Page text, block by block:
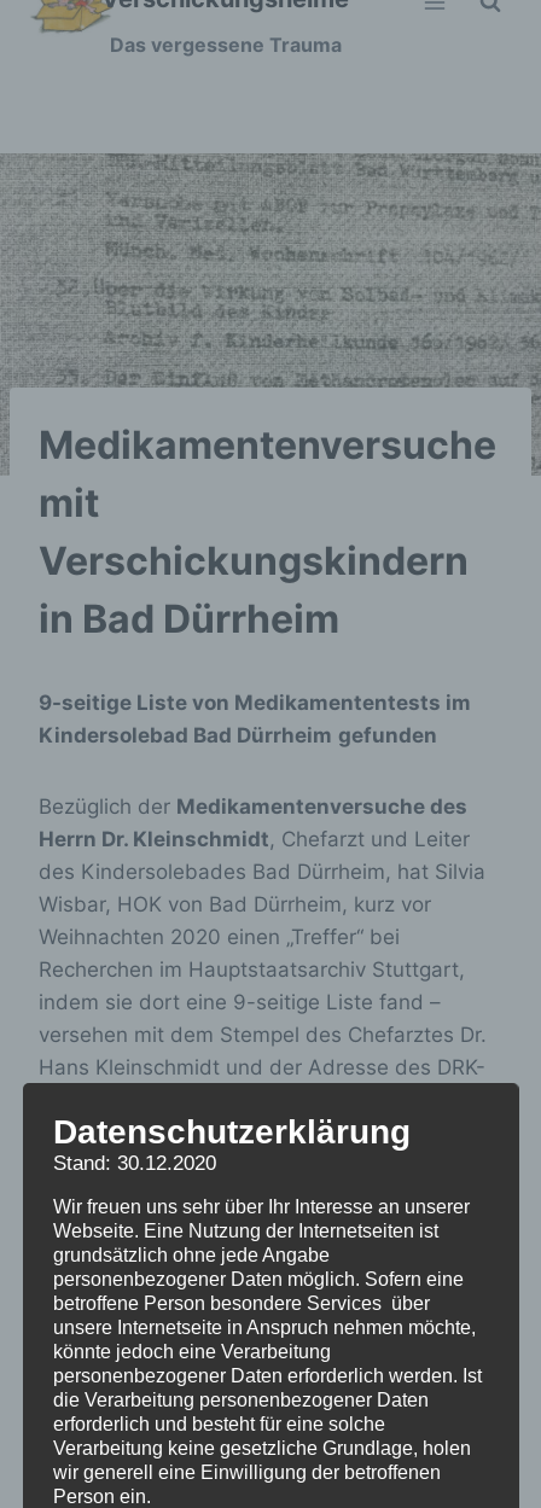
Zum
Das vergessene Trauma
Medikamentenversuche
mit
Verschickungskindern
in Bad Dürrheim
9-seitige Liste von Medikamententests im
Kindersolebad Bad Dürrheim gefunden
Bezüglich der Medikamentenversuche des
Herrn Dr. Kleinschmidt, Chefarzt und Leiter
des Kindersolebades Bad Dürrheim, hat Silvia
Wisbar, HOK von Bad Dürrheim, kurz vor
Weihnachten 2020 einen „Treffer“ bei
Recherchen im Hauptstaatsarchiv Stuttgart,
indem sie dort eine 9-seitige Liste fand –
versehen mit dem Stempel des Chefarztes Dr.
Hans Kleinschmidt und der Adresse des DRK-
wurde auf ihre Bitte hin vom Hauptstaatsarchiv
eine Repro angefertigt und per Post zugesandt.
Die Liste enthält, neben Veröffentlichungen,
auch Informationen zu diversen
Medikamentenversuchen des Herrn Dr. med.
Kleinschmidt, teilweise auch Blind- und
Doppelblindversuchen in Kooperation mit
diversen, ebenfalls in der Liste angegebenen
Pharma-Unternehmen. Die Repro vom
Hauptstaatsarchiv kann bei ihr eingesehen
werden. Sie möchte alle HOKs unbedingt
anregen zu „Ihrem“ Verschickungsheim in die
Datenschutzerklärung
Stand: 30.12.2020
Wir freuen uns sehr über Ihr Interesse an unserer
Webseite. Eine Nutzung der Internetseiten ist
grundsätzlich ohne jede Angabe
personenbezogener Daten möglich. Sofern eine
betroffene Person besondere Services über
unsere Internetseite in Anspruch nehmen möchte,
könnte jedoch eine Verarbeitung
personenbezogener Daten erforderlich werden. Ist
die Verarbeitung personenbezogener Daten
erforderlich und besteht für eine solche
Verarbeitung keine gesetzliche Grundlage, holen
wir generell eine Einwilligung der betroffenen
Person ein.